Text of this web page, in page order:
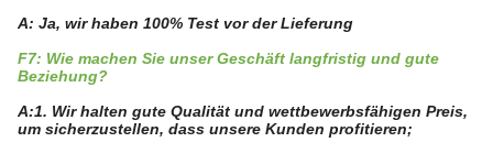
A: Ja, wir haben 100% Test vor der Lieferung
F7: Wie machen Sie unser Geschäft langfristig und gute
Beziehung?
A:1. Wir halten gute Qualität und wettbewerbsfähigen Preis,
um sicherzustellen, dass unsere Kunden profitieren;